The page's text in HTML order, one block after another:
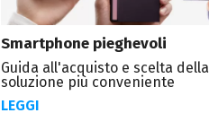
Smartphone pieghevoli
Guida all'acquisto e scelta della
soluzione più conveniente
LEGGI